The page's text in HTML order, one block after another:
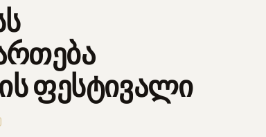
ფესტივალი